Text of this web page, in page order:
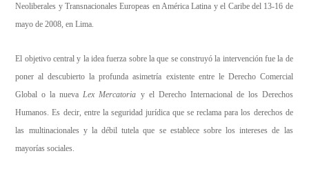
Neoliberales y Transnacionales Europeas en América Latina y el Caribe del 13-16 de
mayo de 2008, en Lima.
El objetivo central y la idea fuerza sobre la que se construyó la intervención fue la de
poner al descubierto la profunda asimetría existente entre le Derecho Comercial
Global o la nuevaLex Mercatoria y el Derecho Internacional de los Derechos
Humanos. Es decir, entre la seguridad jurídica que se reclama para los derechos de
las multinacionales y la débil tutela que se establece sobre los intereses de las
mayorías sociales.